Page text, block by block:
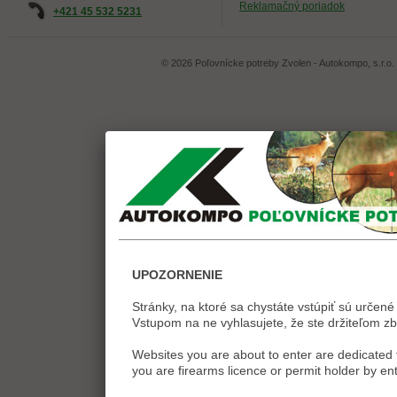
+421 45 532 5231 Reklamačný poriadok
© 2026 Poľovnícke potreby Zvolen - Autokompo, s.r.o.
UPOZORNENIE
Stránky, na ktoré sa chystáte vstúpiť sú
Vstupom na ne vyhlasujete, že ste držiteľom
Websites you are about to enter are
you are firearms licence or permit holder by